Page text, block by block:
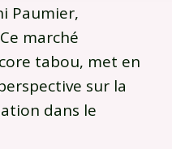
Paumier,
marché
tabou, met en
sur la
dans le